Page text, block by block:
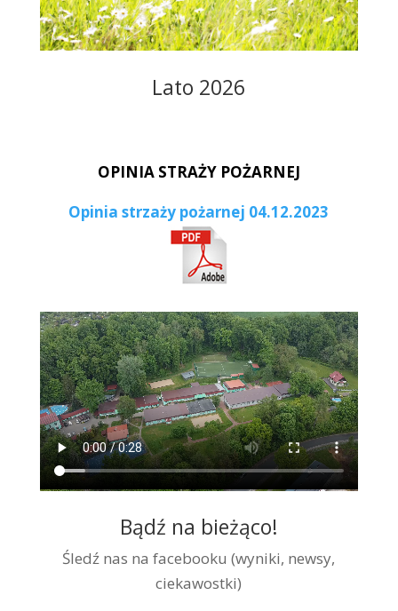
Lato 2026
OPINIA STRAŻY POŻARNEJ
Opinia strzaży pożarnej 04.12.2023
Bądź na bieżąco!
Śledź nas na facebooku (wyniki, newsy,
ciekawostki)